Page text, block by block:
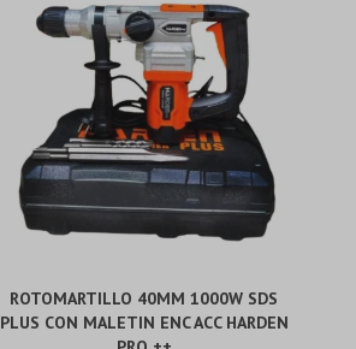
ROTOMARTILLO 40MM 1000W SDS
PLUS CON MALETIN ENC ACC HARDEN